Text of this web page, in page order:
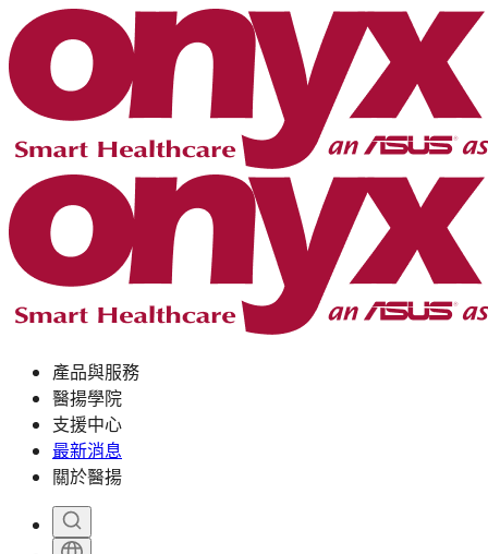
產品與服務
醫揚學院
支援中心
最新消息
關於醫揚